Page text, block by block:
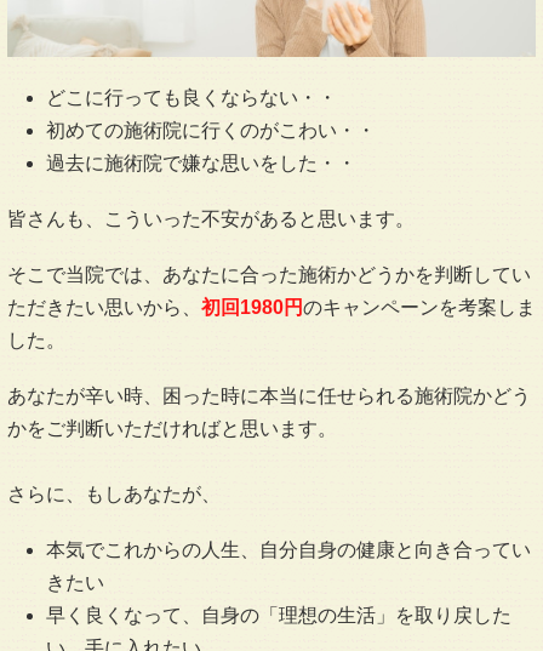
どこに行っても良くならない・・
初めての施術院に行くのがこわい・・
過去に施術院で嫌な思いをした・・
皆さんも、こういった不安があると思います。
そこで当院では、あなたに合った施術かどうかを判断してい
ただきたい思いから、 初回1980円のキャンペーンを考案しま
した。
あなたが辛い時、困った時に本当に任せられる施術院かどう
かをご判断いただければと思います。
さらに、もしあなたが、
本気でこれからの人生、自分自身の健康と向き合ってい
きたい
早く良くなって、自身の「理想の生活」を取り戻した